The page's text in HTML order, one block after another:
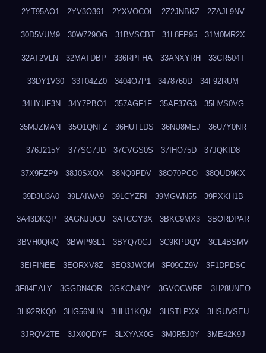
2YT95AO1 2YV3O361 2YXVOCOL 2Z2JNBKZ 2ZAJL9NV
30D5VUM9 30W729OG 31BVSCBT 31L8FP95 31M0MR2X
32AT2VLN 32MATDBP 336RPFHA 33ANXYRH 33CR504T
33DY1V30 33T04ZZ0 3404O7P1 3478760D 34F92RUM
34HYUF3N 34Y7PBO1 357AGF1F 35AF37G3 35HVS0VG
35MJZMAN 35O1QNFZ 36HUTLDS 36NU8MEJ 36U7Y0NR
376J215Y 377SG7JD 37CVGS0S 37IHO75D 37JQKID8
37X9FZP9 38J0SXQX 38NQ9PDV 38O70PCO 38QUD9KX
39D3U3A0 39LAIWA9 39LCYZRI 39MGWN55 39PXKH1B
3A43DKQP 3AGNJUCU 3ATCGY3X 3BKC9MX3 3BORDPAR
3BVH0QRQ 3BWP93L1 3BYQ70GJ 3C9KPDQV 3CL4BSMV
3EIFINEE 3EORXV8Z 3EQ3JWOM 3F09CZ9V 3F1DPDSC
3F84EALY 3GGDN4OR 3GKCN4NY 3GVOCWRP 3H28UNEO
3H92RKQ0 3HG56NHN 3HHJ1KQM 3HSTLPXX 3HSUVSEU
3JRQV2TE 3JX0QDYF 3LXYAX0G 3M0R5J0Y 3ME42K9J